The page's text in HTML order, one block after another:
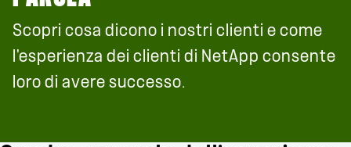
Scopri cosa dicono i nostri clienti e come
l'esperienza dei clienti di NetApp consente
loro di avere successo.